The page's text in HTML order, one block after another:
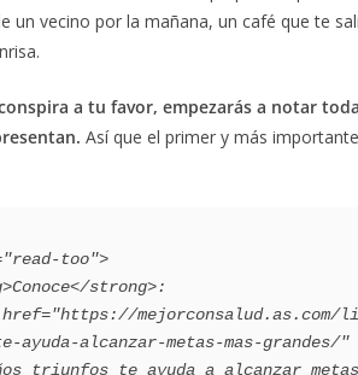
un vecino por la mañana, un café que te
a tu favor, empezarás a notar
Así que el primer y más
ayuda-alcanzar-metas-mas-
triunfos te ayuda a alcanzar